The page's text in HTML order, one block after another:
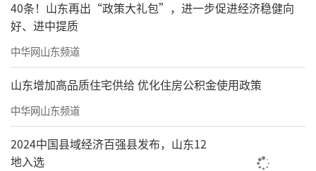
40条！山东再出“政策大礼包”，进一步促进经济稳健向
好、进中提质
中华网山东频道
山东增加高品质住宅供给 优化住房公积金使用政策
中华网山东频道
2024中国县域经济百强县发布，山东12
地入选